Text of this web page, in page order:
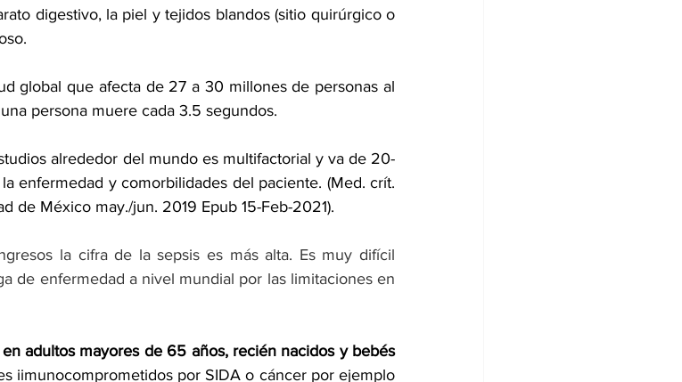
digestivo, la piel y tejidos blandos (sitio quirúrgico o
global que afecta de 27 a 30 millones de personas al
persona muere cada 3.5 segundos.
alrededor del mundo es multifactorial y va de 20-
enfermedad y comorbilidades del paciente. (Med. crít.
de México may./jun. 2019 Epub 15-Feb-2021).
la cifra de la sepsis es más alta. Es muy difícil
de enfermedad a nivel mundial por las limitaciones en
adultos mayores de 65 años, recién nacidos y bebés
iimunocomprometidos por SIDA o cáncer por ejemplo